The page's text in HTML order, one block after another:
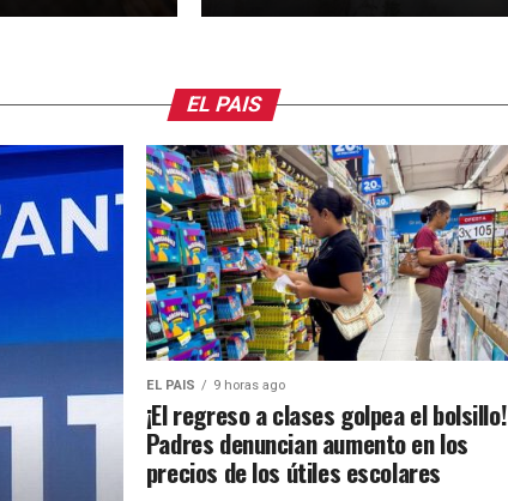
EL PAIS
EL PAIS 9 horas ago
¡El regreso a clases golpea el bolsillo!
Padres denuncian aumento en los
precios de los útiles escolares